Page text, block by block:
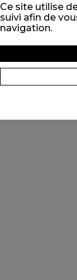
Ce site utilise
suivi afin de
navigation.